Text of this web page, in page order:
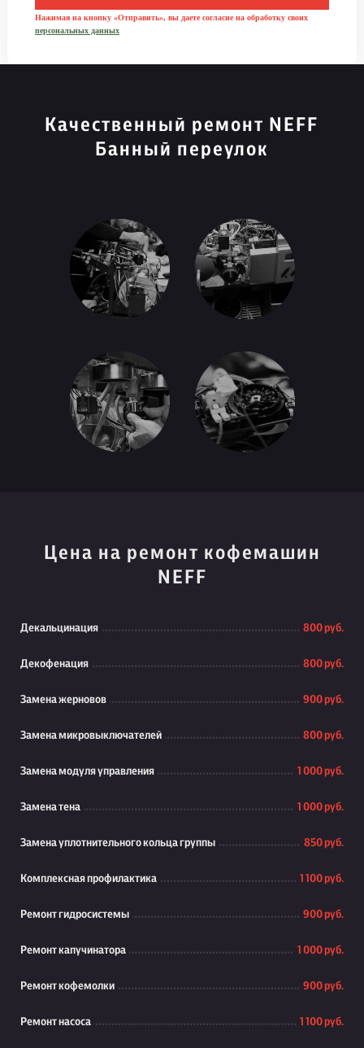
Нажимая на кнопку «Отправить», вы даете согласие на обработку своих
персональных данных
Качественный ремонт NEFF
Банный переулок
Цена на ремонт кофемашин
NEFF
Декальцинация 800 руб.
Декофенация 800 руб.
Замена жерновов 900 руб.
Замена микровыключателей 800 руб.
Замена модуля управления 1 000 руб.
Замена тена 1 000 руб.
Замена уплотнительного кольца группы 850 руб.
Комплексная профилактика 1 100 руб.
Ремонт гидросистемы 900 руб.
Ремонт капучинатора 1 000 руб.
Ремонт кофемолки 900 руб.
Ремонт насоса 1 100 руб.